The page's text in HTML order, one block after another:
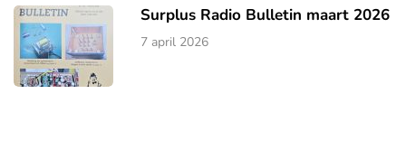
Surplus Radio Bulletin maart 2026
7 april 2026